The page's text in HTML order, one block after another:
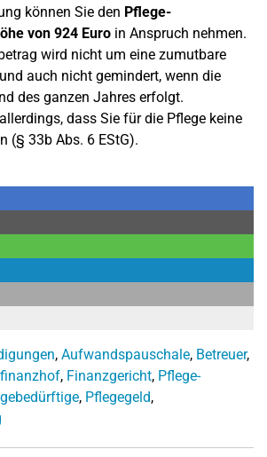
können Sie den Pflege-
von 924 Euro in Anspruch nehmen.
wird nicht um eine zumutbare
auch nicht gemindert, wenn die
des ganzen Jahres erfolgt.
dass Sie für die Pflege keine
(§ 33b Abs. 6 EStG).
, Aufwandspauschale, Betreuer,
, Finanzgericht, Pflege-
, Pflegegeld,